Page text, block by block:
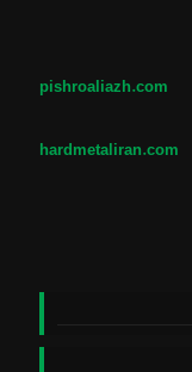
pishroaliazh.com
hardmetaliran.com